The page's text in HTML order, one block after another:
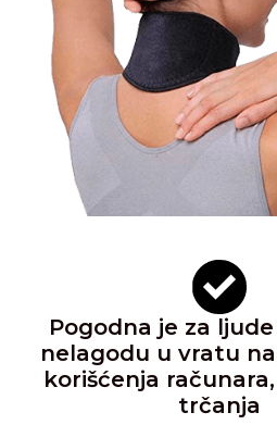
Pogodna je za
nelagodu u vratu
korišćenja
trčanja